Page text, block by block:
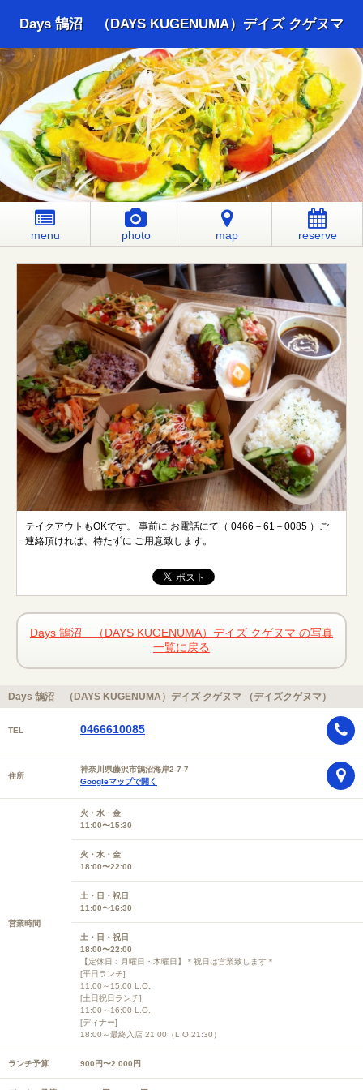
Days 鵠沼 （DAYS KUGENUMA）デイズ クゲヌマ
menu photo map reserve
テイクアウトもOKです。 事前に お電話にて（ 0466－61－0085 ）ご
連絡頂ければ、待たずに ご用意致します。
Days 鵠沼 （DAYS KUGENUMA）デイズ クゲヌマ の写真
一覧に戻る
Days 鵠沼 （DAYS KUGENUMA）デイズ クゲヌマ （デイズクゲヌマ）
TEL 0466610085
住所
神奈川県藤沢市鵠沼海岸2-7-7
Googleマップで開く
営業時間
火・水・金
11:00〜15:30
火・水・金
18:00〜22:00
土・日・祝日
11:00〜16:30
土・日・祝日
18:00〜22:00
【定休日：月曜日・木曜日】＊祝日は営業致します＊
[平日ランチ]
11:00～15:00 L.O.
[土日祝日ランチ]
11:00～16:00 L.O.
[ディナー]
18:00～最終入店 21:00（L.O.21:30）
ランチ予算 900円〜2,000円